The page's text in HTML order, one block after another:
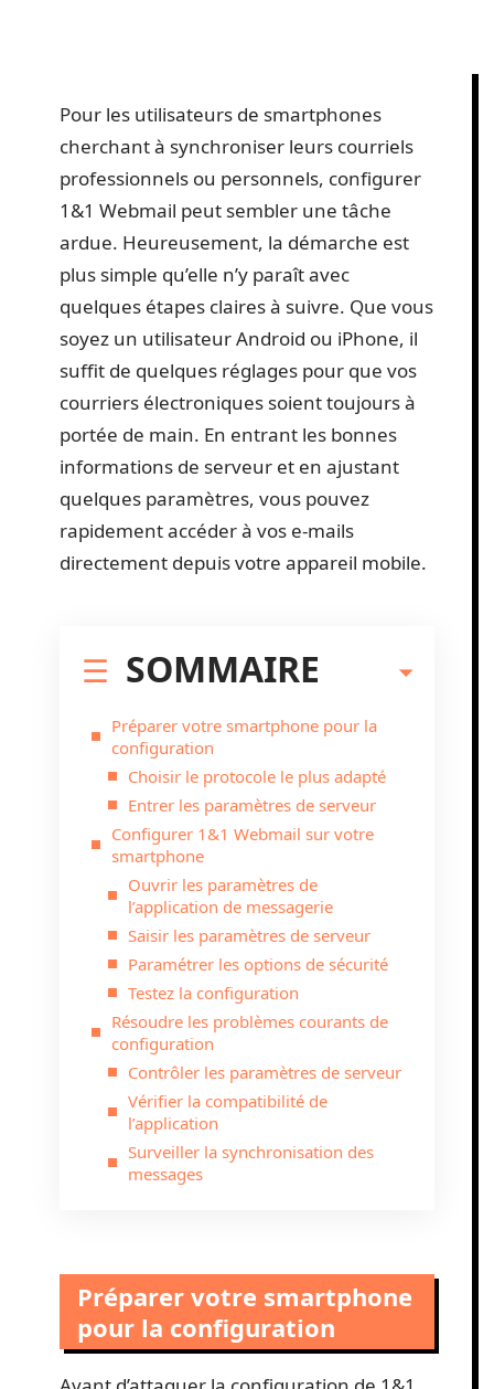
Pour les utilisateurs de smartphones
cherchant à synchroniser leurs courriels
professionnels ou personnels, configurer
1&1 Webmail peut sembler une tâche
ardue. Heureusement, la démarche est
plus simple qu’elle n’y paraît avec
quelques étapes claires à suivre. Que vous
soyez un utilisateur Android ou iPhone, il
suffit de quelques réglages pour que vos
courriers électroniques soient toujours à
portée de main. En entrant les bonnes
informations de serveur et en ajustant
quelques paramètres, vous pouvez
rapidement accéder à vos e-mails
directement depuis votre appareil mobile.
SOMMAIRE
Préparer votre smartphone pour la
configuration
Choisir le protocole le plus adapté
Entrer les paramètres de serveur
Configurer 1&1 Webmail sur votre
smartphone
Ouvrir les paramètres de
l’application de messagerie
Saisir les paramètres de serveur
Paramétrer les options de sécurité
Testez la configuration
Résoudre les problèmes courants de
configuration
Contrôler les paramètres de serveur
Vérifier la compatibilité de
l’application
Surveiller la synchronisation des
messages
Préparer votre smartphone
pour la configuration